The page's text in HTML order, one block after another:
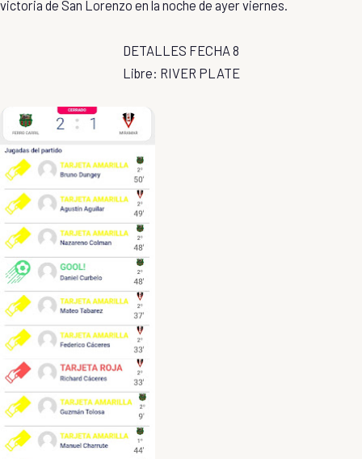
victoria de San Lorenzo en la noche de ayer viernes.
DETALLES FECHA 8
Libre: RIVER PLATE